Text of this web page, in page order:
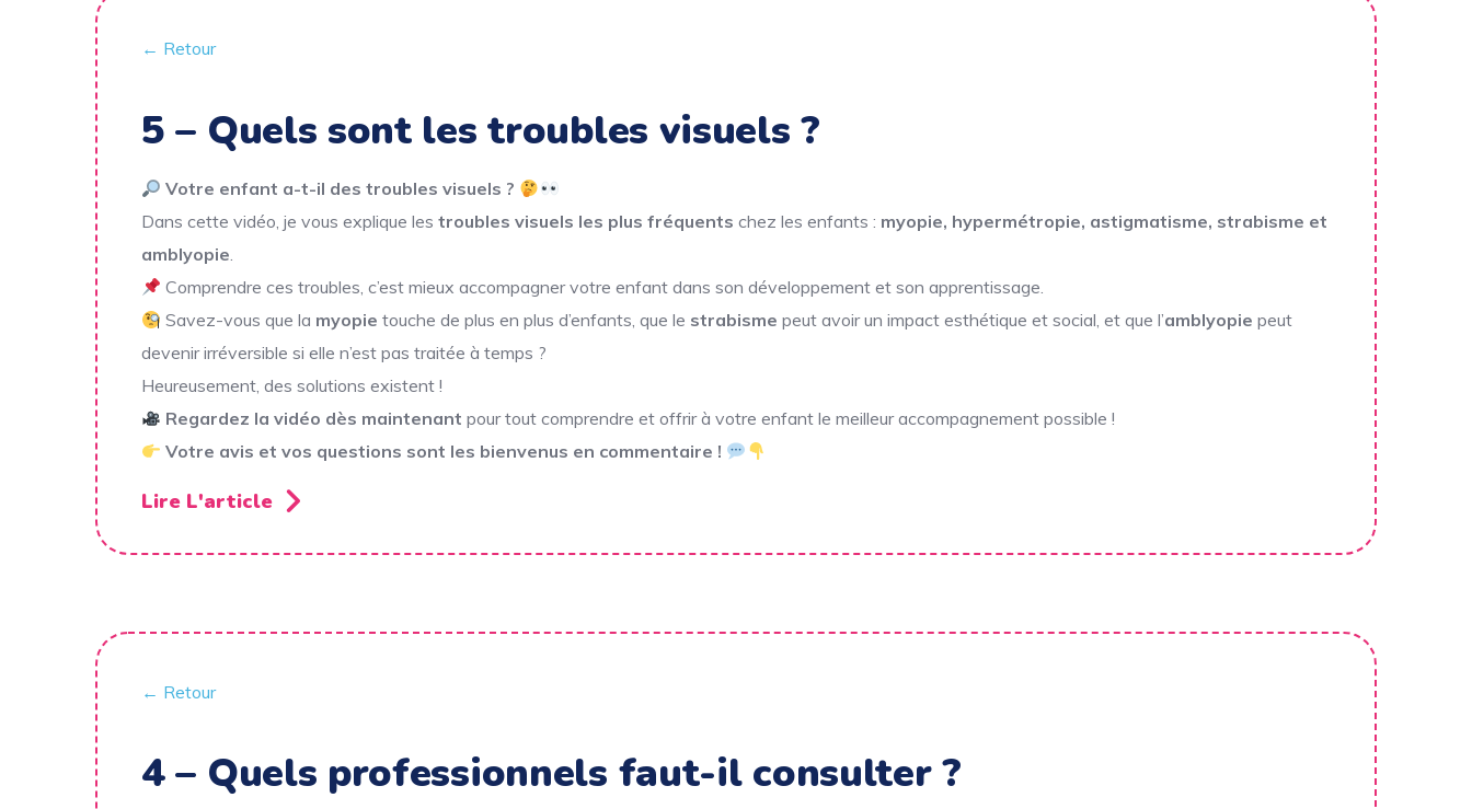
← Retour
5 – Quels sont les troubles visuels ?
Votre enfant a-t-il des troubles visuels ?
Dans cette vidéo, je vous explique les troubles visuels les plus fréquents chez les enfants : myopie, hypermétropie, astigmatisme, strabisme et
amblyopie
Comprendre ces troubles, c’est mieux accompagner votre enfant dans son développement et son apprentissage.
Savez-vous que la myopie touche de plus en plus d’enfants, que le strabisme peut avoir un impact esthétique et social, et que l’amblyopie peut
devenir irréversible si elle n’est pas traitée à temps ?
Heureusement, des solutions existent !
Regardez la vidéo dès maintenant pour tout comprendre et offrir à votre enfant le meilleur accompagnement possible !
Votre avis et vos questions sont les bienvenus en commentaire !
Lire L'article
← Retour
4 – Quels professionnels faut-il consulter ?